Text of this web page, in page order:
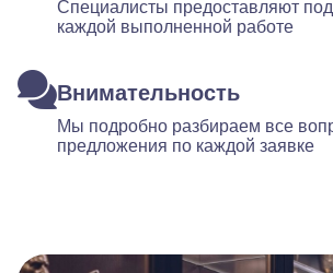
Специалисты предоставляют
каждой выполненной работе
Внимательность
Мы подробно разбираем все
предложения по каждой заявке